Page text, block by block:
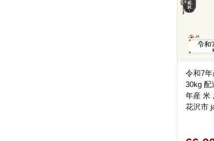
令和7
30kg 配
年産 米
花沢市